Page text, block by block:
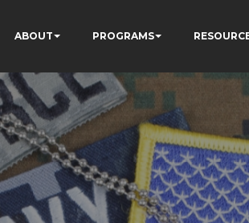
ABOUT PROGRAMS